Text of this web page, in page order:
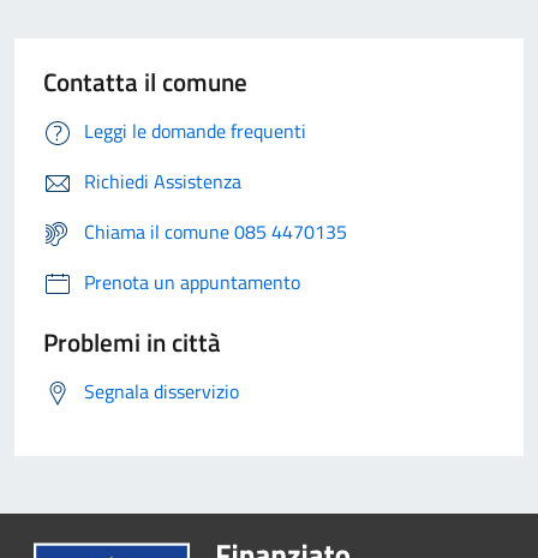
Contatta il comune
Leggi le domande frequenti
Richiedi Assistenza
Chiama il comune 085 4470135
Prenota un appuntamento
Problemi in città
Segnala disservizio